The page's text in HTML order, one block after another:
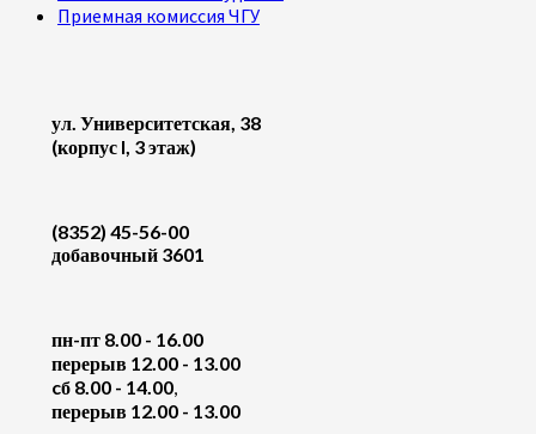
Приемная комиссия ЧГУ
ул. Университетская, 38
(корпус I, 3 этаж)
(8352) 45-56-00
добавочный 3601
пн-пт 8.00 - 16.00
перерыв 12.00 - 13.00
cб 8.00 - 14.00,
перерыв 12.00 - 13.00